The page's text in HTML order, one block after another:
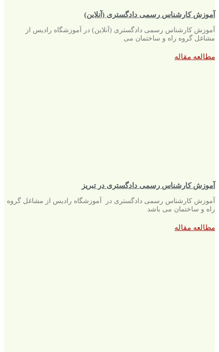
آموزش کارشناس رسمی دادگستری (آنلاین)
آموزش کارشناس رسمی دادگستری (آنلاین) در آموزشگاه رادیس از
مشاغل گروه راه و ساختمان می
مطالعه مقاله
آموزش کارشناس رسمی دادگستری در تبریز
آموزش کارشناس رسمی دادگستری در آموزشگاه رادیس از مشاغل گروه
راه و ساختمان می باشد
مطالعه مقاله